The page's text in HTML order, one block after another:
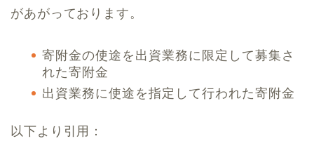
があがっております。
寄附金の使途を出資業務に限定して募集さ
れた寄附金
出資業務に使途を指定して行われた寄附金
以下より引用：